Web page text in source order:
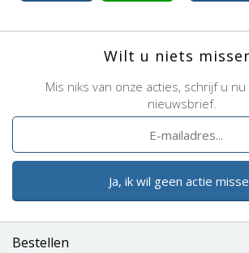
Wilt u niets
Mis niks van onze acties, schrijf u
nieuwsbrief.
Ja, ik wil geen actie
Bestellen